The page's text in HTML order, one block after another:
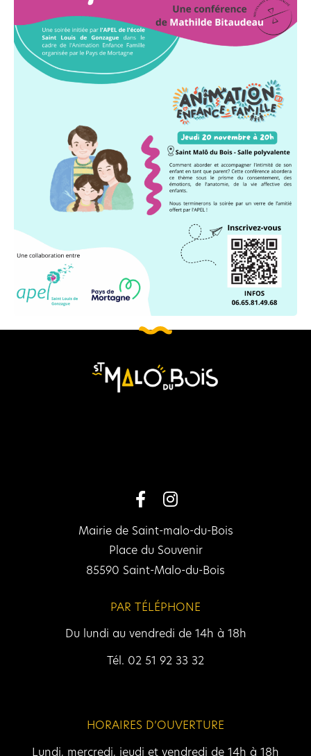
Mairie de Saint-malo-du-Bois
Place du Souvenir
85590 Saint-Malo-du-Bois
PAR TÉLÉPHONE
Du lundi au vendredi de 14h à 18h
Tél. 02 51 92 33 32
HORAIRES D’OUVERTURE
Lundi, mercredi, jeudi et vendredi de 14h à 18h